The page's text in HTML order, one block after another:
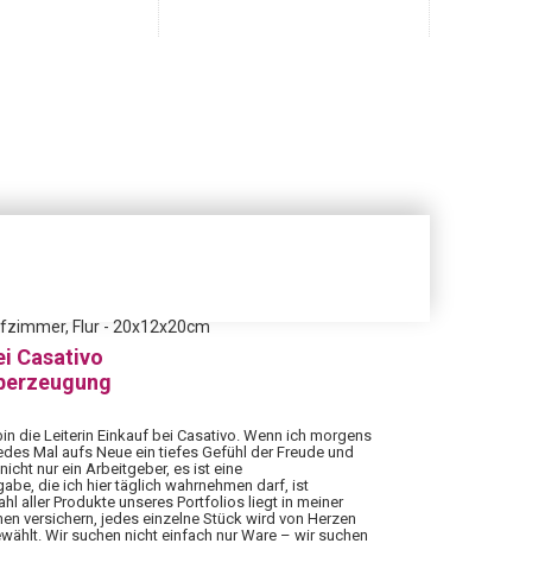
Flur - 20x12x20cm
Casativo
die Leiterin Einkauf bei Casativo. Wenn ich morgens
Mal aufs Neue ein tiefes Gefühl der Freude und
nur ein Arbeitgeber, es ist eine
die ich hier täglich wahrnehmen darf, ist
aller Produkte unseres Portfolios liegt in meiner
versichern, jedes einzelne Stück wird von Herzen
Wir suchen nicht einfach nur Ware – wir suchen